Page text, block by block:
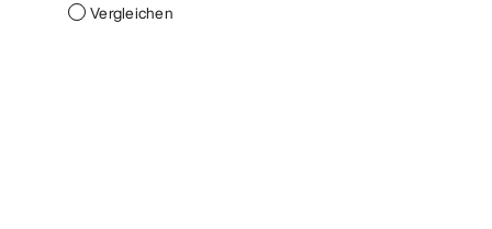
Vergleichen